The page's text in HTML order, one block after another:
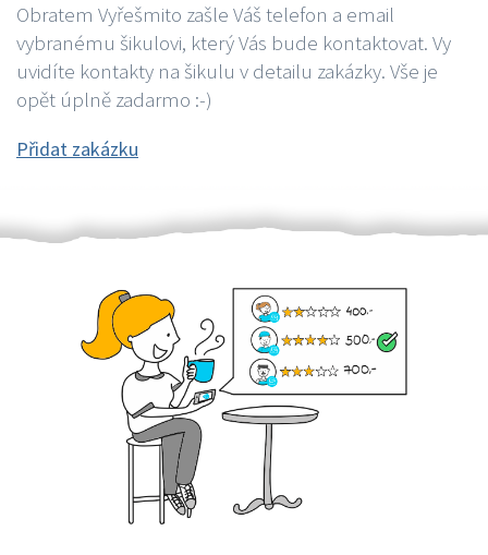
Obratem Vyřešmito zašle Váš telefon a email
vybranému šikulovi, který Vás bude kontaktovat. Vy
uvidíte kontakty na šikulu v detailu zakázky. Vše je
opět úplně zadarmo :-)
Přidat zakázku